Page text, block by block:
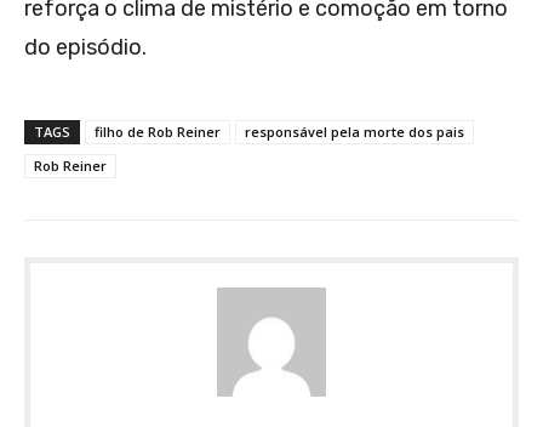
reforça o clima de mistério e comoção em torno
do episódio.
TAGS filho de Rob Reiner
responsável pela morte dos pais
Rob Reiner